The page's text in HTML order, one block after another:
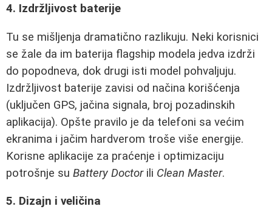
4. Izdržljivost baterije
Tu se mišljenja dramatično razlikuju. Neki korisnici
se žale da im baterija flagship modela jedva izdrži
do popodneva, dok drugi isti model pohvaljuju.
Izdržljivost baterije zavisi od načina korišćenja
(uključen GPS, jačina signala, broj pozadinskih
aplikacija). Opšte pravilo je da telefoni sa većim
ekranima i jačim hardverom troše više energije.
Korisne aplikacije za praćenje i optimizaciju
potrošnje su Battery Doctorili Clean Master.
5. Dizajn i veličina